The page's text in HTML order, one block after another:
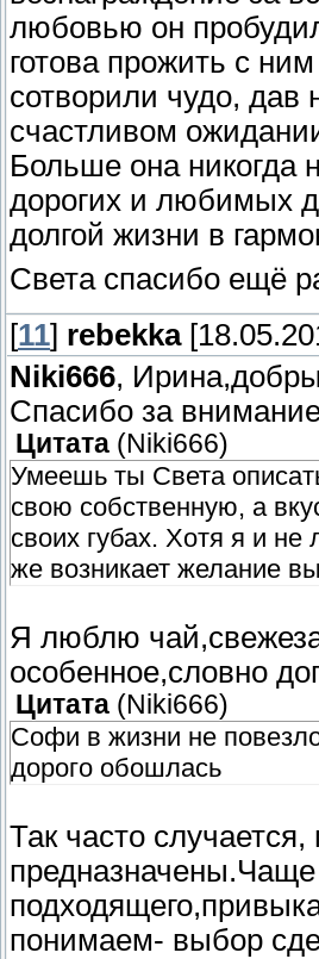
любовью он
готова прожить с
сотворили чудо,
счастливом
Больше она никогда
дорогих и любимых
долгой жизни в
Света спасибо ещё
[11] rebekka
Niki666,
Спасибо за
Цитата (Niki666)
Умеешь ты Света
свою собственную, а
своих губах. Хотя я и не
же возникает желание
Я люблю
особенное,словно
Цитата (Niki666)
Софи в жизни не
дорого обошлась
Так часто
предназначены.Чаще
понимаем- выбор